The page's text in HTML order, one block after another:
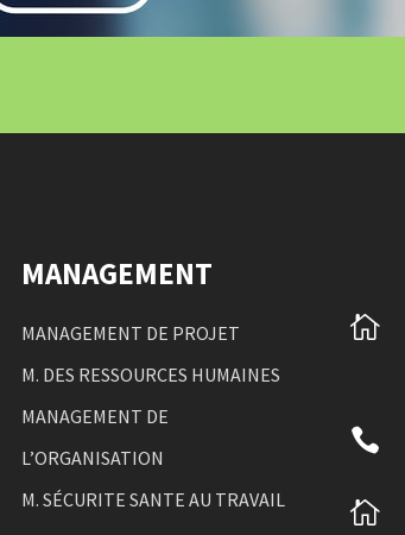
MANAGEMENT
MANAGEMENT DE PROJET
M. DES RESSOURCES HUMAINES
MANAGEMENT DE
L’ORGANISATION
M. SÉCURITE SANTE AU TRAVAIL


